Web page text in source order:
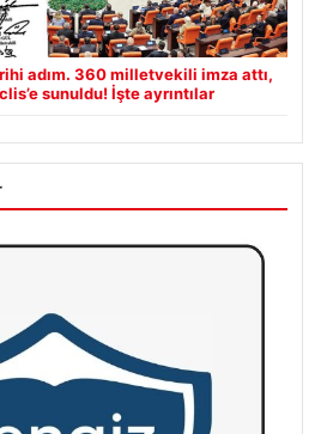
adım. 360 milletvekili imza attı,
sunuldu! İşte ayrıntılar